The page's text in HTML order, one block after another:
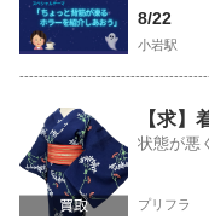
なものを
8/22
小岩駅
東京 江戸川区 小岩駅
【求】
状態が悪
プリフラ